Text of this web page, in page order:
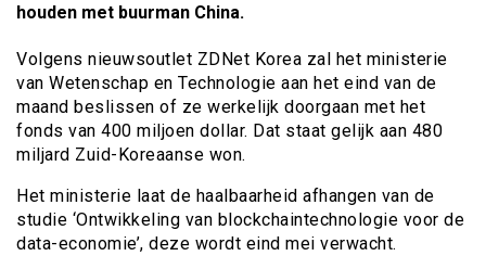
houden met buurman China.
Volgens nieuwsoutlet ZDNet Korea zal het ministerie
van Wetenschap en Technologie aan het eind van de
maand beslissen of ze werkelijk doorgaan met het
fonds van 400 miljoen dollar. Dat staat gelijk aan 480
miljard Zuid-Koreaanse won.
Het ministerie laat de haalbaarheid afhangen van de
studie ‘Ontwikkeling van blockchaintechnologie voor de
data-economie’, deze wordt eind mei verwacht.